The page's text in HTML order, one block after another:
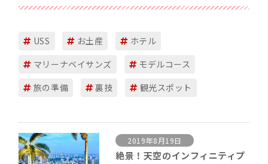
USS お土産
ホテル
マリーナベイサンズ
モデルコース
旅の準備
裏技 観光スポット
2019年8月19日
絶景！天空のインフィニティプ